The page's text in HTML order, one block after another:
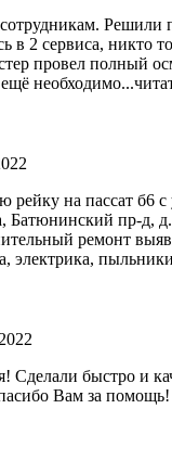
Решили
в 2 сервиса, никто
провел полный
рейку на пассат б6 с
Батюнинский пр-д,
ремонт
электрика,
Сделали быстро и
Вам за помощь!